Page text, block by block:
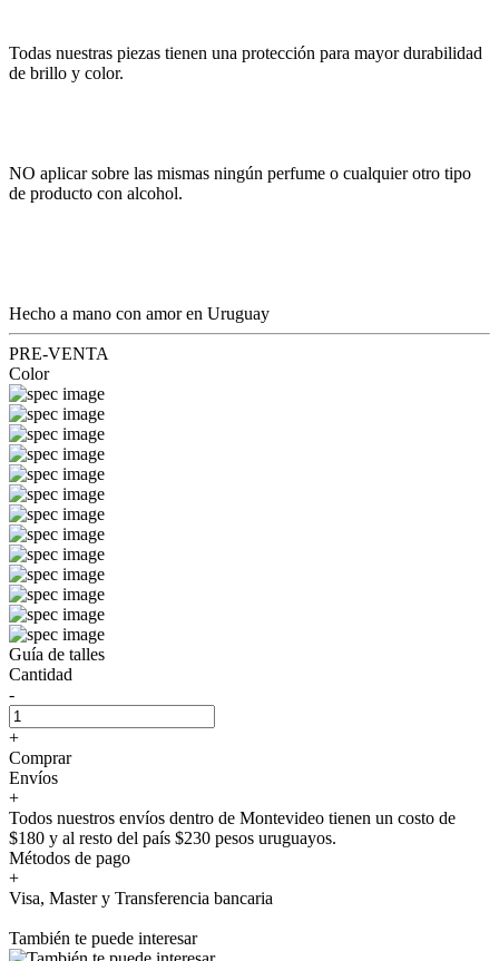
Todas nuestras piezas tienen una protección para mayor durabilidad
de brillo y color.
NO aplicar sobre las mismas ningún perfume o cualquier otro tipo
de producto con alcohol.
Hecho a mano con amor en Uruguay
PRE-VENTA
Color
Guía de talles
Cantidad
-
+
Comprar
Envíos
+
Todos nuestros envíos dentro de Montevideo tienen un costo de
$180 y al resto del país $230 pesos uruguayos.
Métodos de pago
+
Visa, Master y Transferencia bancaria
También te puede interesar